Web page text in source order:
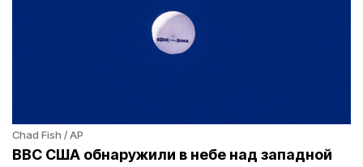
Chad Fish / AP
ВВС США обнаружили в небе над западной